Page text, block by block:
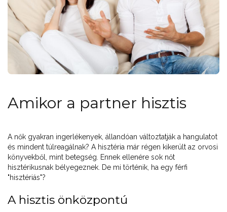
Amikor a partner hisztis
A nők gyakran ingerlékenyek, állandóan változtatják a hangulatot
és mindent túlreagálnak? A hisztéria már régen kikerült az orvosi
könyvekből, mint betegség. Ennek ellenére sok nőt
hisztérikusnak bélyegeznek. De mi történik, ha egy férfi
"hisztériás"?
A hisztis önközpontú